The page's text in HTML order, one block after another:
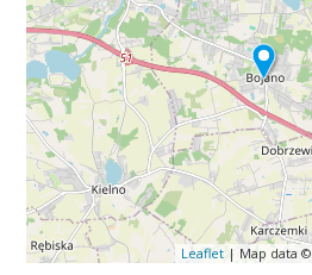
Leaflet| Map data ©